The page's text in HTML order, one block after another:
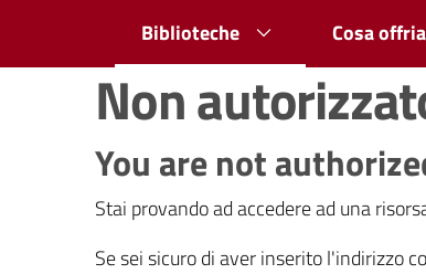
Biblioteche Cosa
Non
You are not
Stai provando ad accedere ad una
Se sei sicuro di aver inserito l'indirizzo